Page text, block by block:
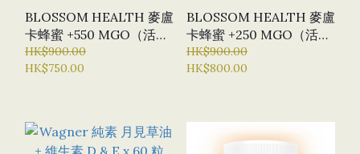
BLOSSOM HEALTH 麥盧
卡蜂蜜 +550 MGO（活性
25+) 250克
HK$900.00
HK$750.00
BLOSSOM HEALTH 麥盧
卡蜂蜜 +250 MGO（活性
15+）500克
HK$900.00
HK$800.00